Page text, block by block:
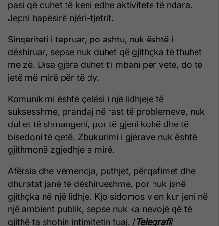
pasi që duhet të keni edhe aktivitete të ndara.
Jepni hapësirë njëri-tjetrit.
Sinqeriteti i tepruar, po ashtu, nuk është i
dëshiruar, sepse nuk duhet që gjithçka të thuhet
me zë. Disa gjëra duhet t’i mbani për vete, do të
jetë më mirë për të dy.
Komunikimi është çelësi i një lidhjeje të
suksesshme, prandaj në rast të problemeve, nuk
duhet të shmangeni, por të gjeni kohë dhe të
bisedoni të qetë. Zbukurimi i gjërave nuk është
gjithmonë zgjedhje e mirë.
Afërsia dhe vëmendja, puthjet, përqafimet dhe
dhuratat janë të dëshirueshme, por nuk janë
gjithçka në një lidhje. Kjo sidomos vlen kur jeni në
një ambient publik, sepse nuk ka nevojë që të
gjithë ta shohin intimitetin tuaj. /Telegrafi/